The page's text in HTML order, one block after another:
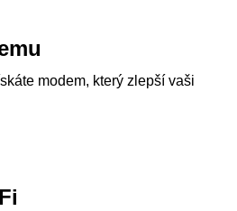
modem, který zlepší vaši